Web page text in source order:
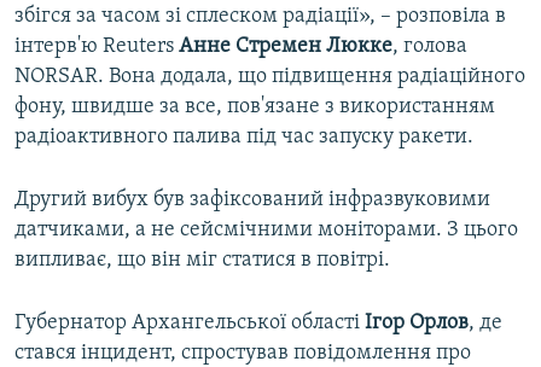
збігся за часом зі сплеском радіації», – розповіла в
інтерв'ю Reuters Анне Стремен Люкке, голова
NORSAR. Вона додала, що підвищення радіаційного
фону, швидше за все, пов'язане з використанням
радіоактивного палива під час запуску ракети.
Другий вибух був зафіксований інфразвуковими
датчиками, а не сейсмічними моніторами. З цього
випливає, що він міг статися в повітрі.
Губернатор Архангельської області Ігор Орлов, де
стався інцидент, спростував повідомлення про